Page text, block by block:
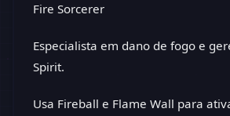
Fire Sorcerer
Especialista em dano de fogo e
Spirit.
Usa Fireball e Flame Wall para